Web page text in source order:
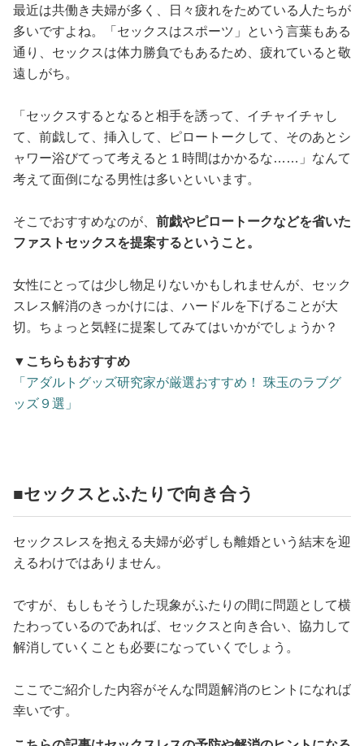
最近は共働き夫婦が多く、日々疲れをためている人たちが
多いですよね。「セックスはスポーツ」という言葉もある
通り、セックスは体力勝負でもあるため、疲れていると敬
遠しがち。
「セックスするとなると相手を誘って、イチャイチャし
て、前戯して、挿入して、ピロートークして、そのあとシ
ャワー浴びてって考えると１時間はかかるな……」なんて
考えて面倒になる男性は多いといいます。
そこでおすすめなのが、 前戯やピロートークなどを省いた
ファストセックスを提案するということ。
女性にとっては少し物足りないかもしれませんが、セック
スレス解消のきっかけには、ハードルを下げることが大
切。ちょっと気軽に提案してみてはいかがでしょうか？
▼こちらもおすすめ
「アダルトグッズ研究家が厳選おすすめ！ 珠玉のラブグ
ッズ９選」
■セックスとふたりで向き合う
セックスレスを抱える夫婦が必ずしも離婚という結末を迎
えるわけではありません。
ですが、もしもそうした現象がふたりの間に問題として横
たわっているのであれば、セックスと向き合い、協力して
解消していくことも必要になっていくでしょう。
ここでご紹介した内容がそんな問題解消のヒントになれば
幸いです。